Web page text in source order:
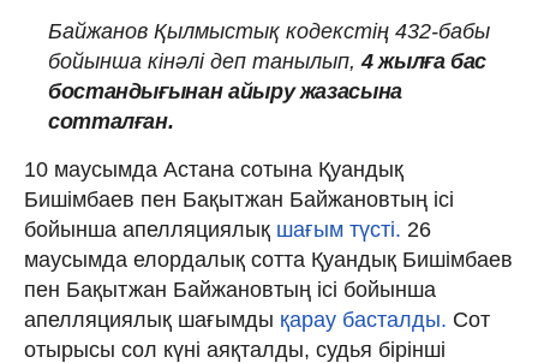
Байжанов Қылмыстық кодекстің 432-бабы
бойынша кінәлі деп танылып,4 жылға бас
бостандығынан айыру жазасына
сотталған.
10 маусымда Астана сотына Қуандық
Бишімбаев пен Бақытжан Байжановтың ісі
бойынша апелляциялық шағым түсті. 26
маусымда елордалық сотта Қуандық Бишімбаев
пен Бақытжан Байжановтың ісі бойынша
апелляциялық шағымды қарау басталды. Сот
отырысы сол күні аяқталды, судья бірінші